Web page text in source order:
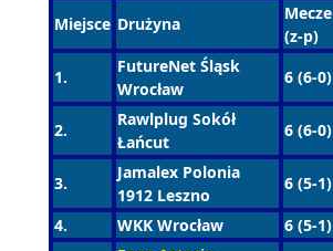
Miejsce Drużyna
Mecze
(z-p)
1.
FutureNet Śląsk
Wrocław
6 (6-0)
2.
Rawlplug Sokół
Łańcut
6 (6-0)
3.
Jamalex Polonia
1912 Leszno
6 (5-1)
4.
WKK Wrocław 6 (5-1)